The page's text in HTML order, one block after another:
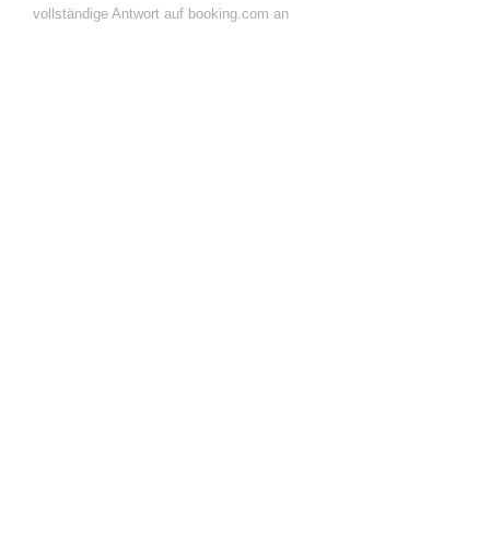
vollständige Antwort auf booking.com an